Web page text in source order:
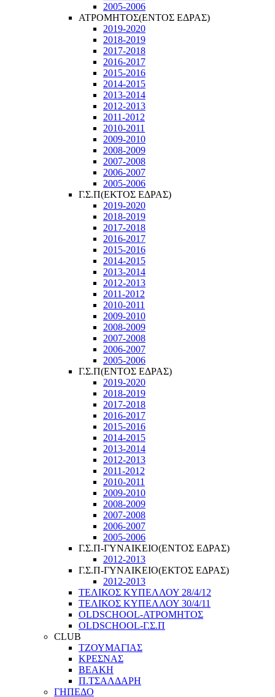
2005-2006
ΑΤΡΟΜΗΤΟΣ(ΕΝΤΟΣ ΕΔΡΑΣ)
2019-2020
2018-2019
2017-2018
2016-2017
2015-2016
2014-2015
2013-2014
2012-2013
2011-2012
2010-2011
2009-2010
2008-2009
2007-2008
2006-2007
2005-2006
Γ.Σ.Π(ΕΚΤΟΣ ΕΔΡΑΣ)
2019-2020
2018-2019
2017-2018
2016-2017
2015-2016
2014-2015
2013-2014
2012-2013
2011-2012
2010-2011
2009-2010
2008-2009
2007-2008
2006-2007
2005-2006
Γ.Σ.Π(ΕΝΤΟΣ ΕΔΡΑΣ)
2019-2020
2018-2019
2017-2018
2016-2017
2015-2016
2014-2015
2013-2014
2012-2013
2011-2012
2010-2011
2009-2010
2008-2009
2007-2008
2006-2007
2005-2006
Γ.Σ.Π-ΓΥΝΑΙΚΕΙΟ(ΕΝΤΟΣ ΕΔΡΑΣ)
2012-2013
Γ.Σ.Π-ΓΥΝΑΙΚΕΙΟ(ΕΚΤΟΣ ΕΔΡΑΣ)
2012-2013
ΤΕΛΙΚΟΣ ΚΥΠΕΛΛΟΥ 28/4/12
ΤΕΛΙΚΟΣ ΚΥΠΕΛΛΟΥ 30/4/11
OLDSCHOOL-ΑΤΡΟΜΗΤΟΣ
OLDSCHOOL-Γ.Σ.Π
CLUB
ΤΖΟΥΜΑΓΙΑΣ
ΚΡΕΣΝΑΣ
ΒΕΑΚΗ
Π.ΤΣΑΛΔΑΡΗ
ΓΗΠΕΔΟ